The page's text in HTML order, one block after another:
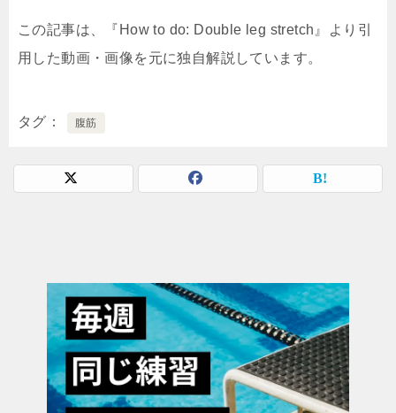
この記事は、『How to do: Double leg stretch』より引
用した動画・画像を元に独自解説しています。
タグ 腹筋